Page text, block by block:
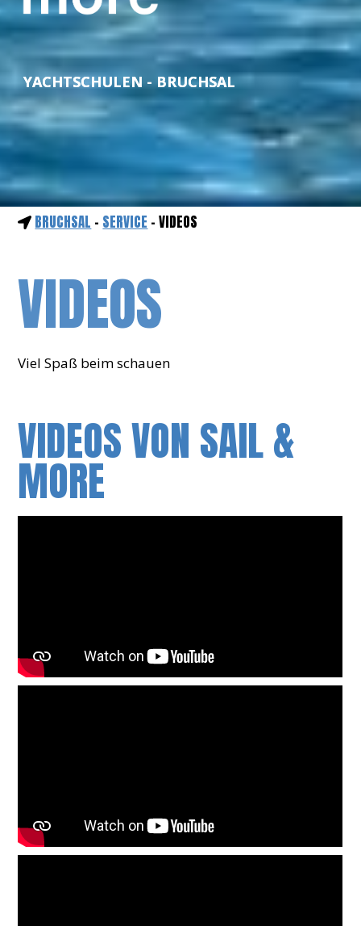
YACHTSCHULEN - BRUCHSAL
BRUCHSAL - SERVICE - VIDEOS
VIDEOS
Viel Spaß beim schauen
VIDEOS VON SAIL &
MORE